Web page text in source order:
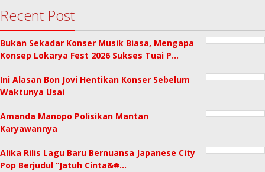
Recent Post
Bukan Sekadar Konser Musik Biasa, Mengapa
Konsep Lokarya Fest 2026 Sukses Tuai P…
Ini Alasan Bon Jovi Hentikan Konser Sebelum
Waktunya Usai
Amanda Manopo Polisikan Mantan
Karyawannya
Alika Rilis Lagu Baru Bernuansa Japanese City
Pop Berjudul “Jatuh Cinta&#…